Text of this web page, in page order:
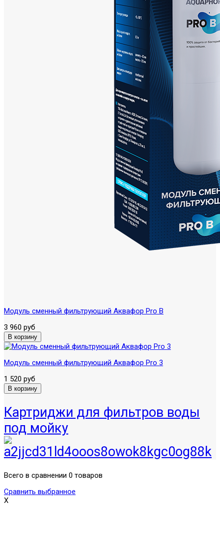
Модуль сменный фильтрующий Аквафор Pro B
3 960 руб
Модуль сменный фильтрующий Аквафор Pro 3
1 520 руб
Картриджи для фильтров воды
под мойку
Всего в сравнении 0 товаров
Сравнить выбранное
X